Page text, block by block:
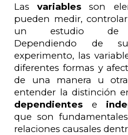
Lasvariables son
pueden medir,
un estudio de
Dependiendo
experimento, las
diferentes formas y
de una manera u
entender la distinción
dependientes e
que son
relaciones causales